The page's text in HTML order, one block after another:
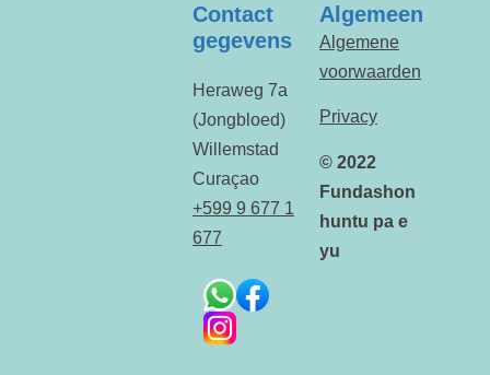
Contact
gegevens
Heraweg 7a
(Jongbloed)
Willemstad
Curaçao
+599 9 677 1
677
Algemeen
Algemene
voorwaarden
Privacy
© 2022
Fundashon
huntu pa e
yu